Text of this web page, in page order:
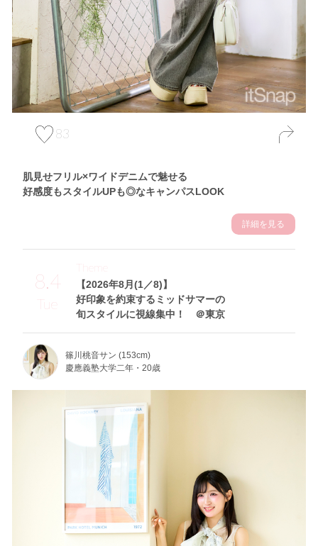
83
肌見せフリル×ワイドデニムで魅せる
好感度もスタイルUPも◎なキャンパスLOOK
詳細を見る
8.4
Tue
【2026年8月(1／8)】
好印象を約束するミッドサマーの
旬スタイルに視線集中！ ＠東京
Theme
篠川桃音サン (153cm)
慶應義塾大学二年・20歳